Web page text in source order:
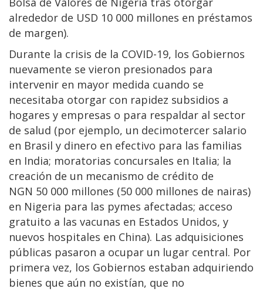
alrededor de USD 10 000 millones en préstamos
de margen).
Durante la crisis de la COVID-19, los Gobiernos
nuevamente se vieron presionados para
intervenir en mayor medida cuando se
necesitaba otorgar con rapidez subsidios a
hogares y empresas o para respaldar al sector
de salud (por ejemplo, un decimotercer salario
en Brasil y dinero en efectivo para las familias
en India; moratorias concursales en Italia; la
creación de un mecanismo de crédito de
NGN 50 000 millones (50 000 millones de nairas)
en Nigeria para las pymes afectadas; acceso
gratuito a las vacunas en Estados Unidos, y
nuevos hospitales en China). Las adquisiciones
públicas pasaron a ocupar un lugar central. Por
primera vez, los Gobiernos estaban adquiriendo
bienes que aún no existían, que no